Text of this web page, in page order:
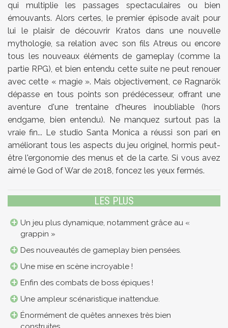
qui multiplie les passages spectaculaires ou bien
émouvants. Alors certes, le premier épisode avait pour
lui le plaisir de découvrir Kratos dans une nouvelle
mythologie, sa relation avec son fils Atreus ou encore
tous les nouveaux éléments de gameplay (comme la
partie RPG), et bien entendu cette suite ne peut renouer
avec cette « magie ». Mais objectivement, ce Ragnarök
dépasse en tous points son prédécesseur, offrant une
aventure d'une trentaine d'heures inoubliable (hors
endgame, bien entendu). Ne manquez surtout pas la
vraie fin... Le studio Santa Monica a réussi son pari en
améliorant tous les aspects du jeu originel, hormis peut-
être l'ergonomie des menus et de la carte. Si vous avez
aimé le God of War de 2018, foncez les yeux fermés.
LES PLUS
Un jeu plus dynamique, notamment grâce au «
grappin »
Des nouveautés de gameplay bien pensées.
Une mise en scène incroyable !
Enfin des combats de boss épiques !
Une ampleur scénaristique inattendue.
Énormément de quêtes annexes très bien